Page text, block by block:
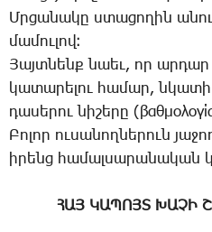
Մր­ցա­նա­կը ստա­ցո­ղին
մա­մու­լով։
­­Յայտ­նենք նաեւ, որ ար­դար
կա­տա­րե­լու հա­մար, նկա­տի
դա­սե­րու նի­շե­րը
­­Բո­լոր ու­սա­նող­նե­րուն
ի­րենց հա­մալ­սա­րա­նա­կան
ՀԱՅ ԿԱՊՈՅՏ ԽԱՉԻ